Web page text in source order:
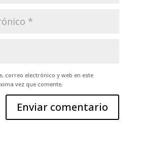
correo electrónico y web en este
vez que comente.